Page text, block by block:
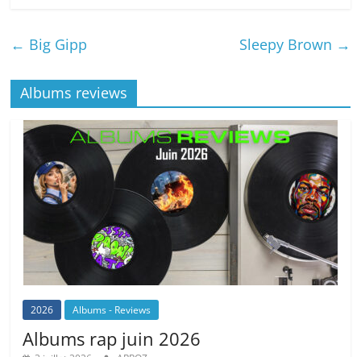
← Big Gipp Sleepy Brown →
Albums reviews
2026 Albums - Reviews
Albums rap juin 2026